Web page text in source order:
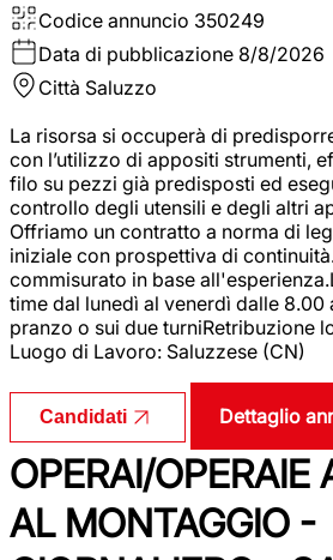
Codice annuncio 350249
Data di pubblicazione 8/8/2026
Città Saluzzo
La risorsa si occuperà di
con l’utilizzo di appositi strumenti,
filo su pezzi già predisposti ed
controllo degli utensili e degli altri
Offriamo un contratto a norma di
iniziale con prospettiva di
commisurato in base
time dal lunedì al venerdì dalle 8.00
pranzo o sui due turniRetribuzione
Luogo di Lavoro: Saluzzese (CN)
Candidati Dettaglio
OPERAI/OPERAIE
AL MONTAGGIO -